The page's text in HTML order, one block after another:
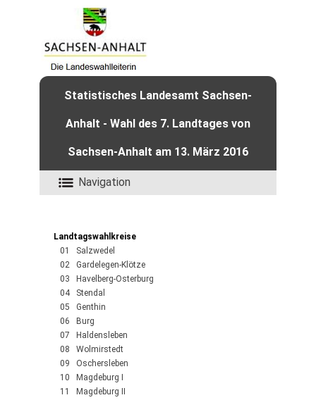
Statistisches Landesamt Sachsen-
Anhalt - Wahl des 7. Landtages von
Sachsen-Anhalt am 13. März 2016
Navigation
Landtagswahlkreise
01 Salzwedel
02 Gardelegen-Klötze
03 Havelberg-Osterburg
04 Stendal
05 Genthin
06 Burg
07 Haldensleben
08 Wolmirstedt
09 Oschersleben
10 Magdeburg I
11 Magdeburg II